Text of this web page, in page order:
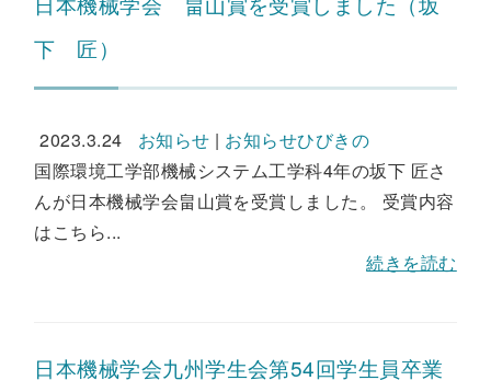
下 匠）
2023.3.24 お知らせ | お知らせひびきの
国際環境工学部機械システム工学科4年の坂下 匠さ
んが日本機械学会畠山賞を受賞しました。 受賞内容
はこちら...
続きを読む
日本機械学会九州学生会第54回学生員卒業